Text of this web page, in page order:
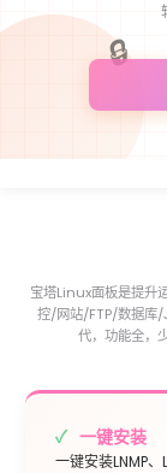
🔒
宝塔Linux面板是提升
控/网站/FTP/数据库/
代，功能全，
一键安装
一键安装LNMP